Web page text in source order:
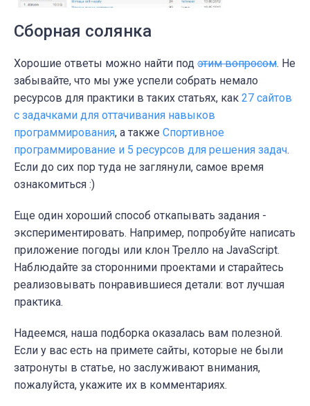
Сборная солянка
Хорошие ответы можно найти под этим вопросом. Не
забывайте, что мы уже успели собрать немало
ресурсов для практики в таких статьях, как 27 сайтов
с задачками для оттачивания навыков
программирования, а также Спортивное
программирование и 5 ресурсов для решения задач.
Если до сих пор туда не заглянули, самое время
ознакомиться :)
Еще один хороший способ откапывать задания -
экспериментировать. Например, попробуйте написать
приложение погоды или клон Трелло на JavaScript.
Наблюдайте за сторонними проектами и старайтесь
реализовывать понравившиеся детали: вот лучшая
практика.
Надеемся, наша подборка оказалась вам полезной.
Если у вас есть на примете сайты, которые не были
затронуты в статье, но заслуживают внимания,
пожалуйста, укажите их в комментариях.